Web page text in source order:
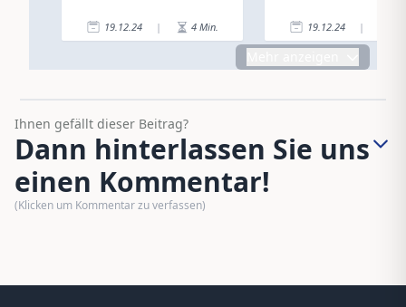
19.12.24 | 4 Min. 19.12.24 |
Ihnen gefällt dieser Beitrag?
Dann hinterlassen Sie uns
einen Kommentar!
(Klicken um Kommentar zu verfassen)